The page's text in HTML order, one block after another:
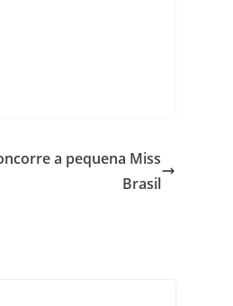
a pequena Miss
Brasil